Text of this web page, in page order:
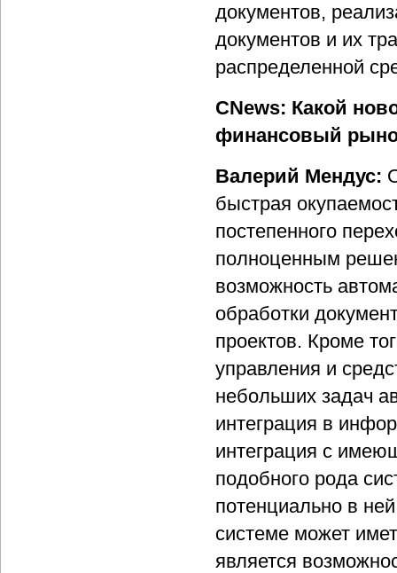
документов,
документов и их
распределенной
CNews: Какой
финансовый
Валерий Мендус:
быстрая
постепенного
полноценным
возможность
обработки
проектов. Кроме
управления и
небольших задач
интеграция в
интеграция с
подобного рода
потенциально в
системе может
является